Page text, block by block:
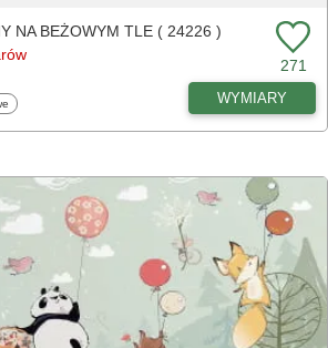
NA BEŻOWYM TLE ( 24226 )
271
WYMIARY